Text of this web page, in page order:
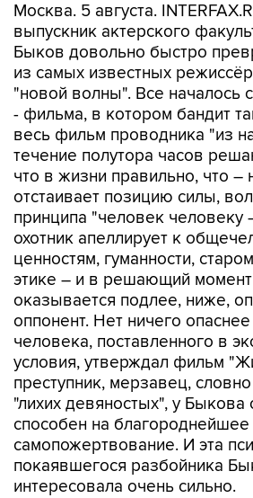
Москва. 5 августа.
выпускник актерского
Быков довольно быстро
из самых известных
"новой волны". Все началось
- фильма, в котором бандит
весь фильм проводника "из
течение полутора часов
что в жизни правильно, что –
отстаивает позицию силы,
принципа "человек человеку
охотник апеллирует к
ценностям, гуманности,
этике – и в решающий
оказывается подлее, ниже,
оппонент. Нет ничего
человека, поставленного в
условия, утверждал фильм
преступник, мерзавец,
"лихих девяностых", у Быкова
способен на благороднейшее
самопожертвование. И эта
покаявшегося разбойника
интересовала очень сильно.